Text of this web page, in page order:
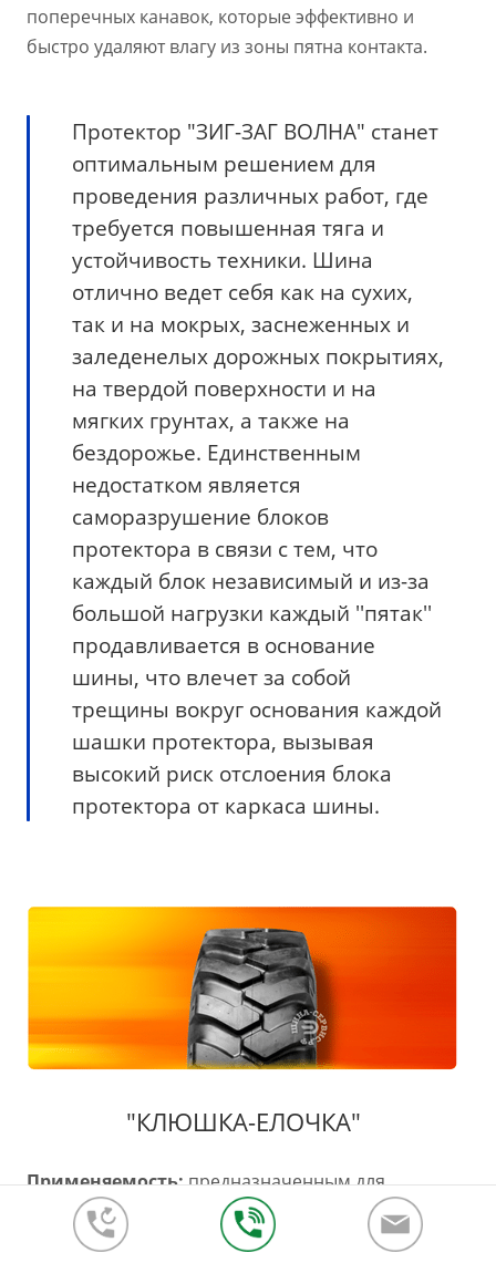
поперечных канавок, которые эффективно и
быстро удаляют влагу из зоны пятна контакта.
Протектор "ЗИГ-ЗАГ ВОЛНА" станет
оптимальным решением для
проведения различных работ, где
требуется повышенная тяга и
устойчивость техники. Шина
отлично ведет себя как на сухих,
так и на мокрых, заснеженных и
заледенелых дорожных покрытиях,
на твердой поверхности и на
мягких грунтах, а также на
бездорожье. Единственным
недостатком является
саморазрушение блоков
протектора в связи с тем, что
каждый блок независимый и из-за
большой нагрузки каждый ''пятак''
продавливается в основание
шины, что влечет за собой
трещины вокруг основания каждой
шашки протектора, вызывая
высокий риск отслоения блока
протектора от каркаса шины.
"КЛЮШКА-ЕЛОЧКА"
Применяемость:предназначенным для
использования на фронтальных погрузчиках,
бульдозерах и на горнодобывающей подземной